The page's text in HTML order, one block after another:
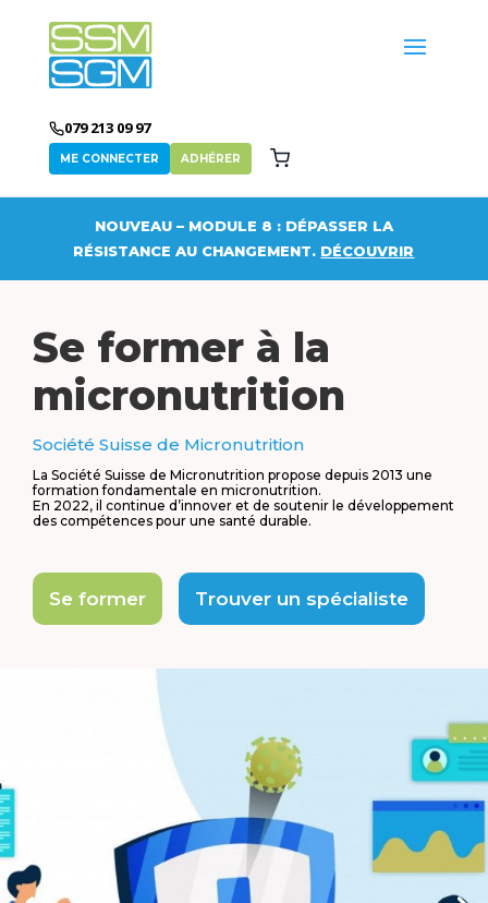
079 213 09 97
ME CONNECTER ADHÉRER
NOUVEAU – MODULE 8 : DÉPASSER LA
RÉSISTANCE AU CHANGEMENT. DÉCOUVRIR
Se former à la
micronutrition
Société Suisse de Micronutrition
La Société Suisse de Micronutrition propose depuis 2013 une
formation fondamentale en micronutrition.
En 2022, il continue d’innover et de soutenir le développement
des compétences pour une santé durable.
Se former Trouver un spécialiste